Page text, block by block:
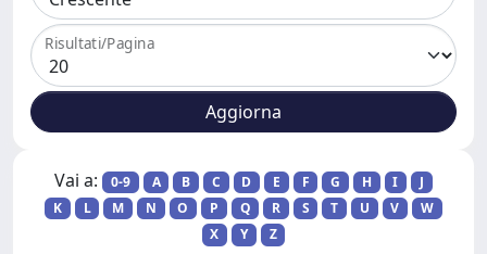
Risultati/Pagina
Vai a: 0-9 A B C D E F G H I
J
K
L M N O P Q R S T U V
W
X
Y Z